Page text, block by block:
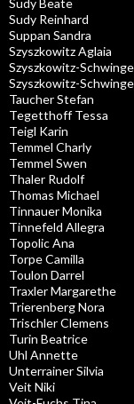
Sudy Beate
Sudy Reinhard
Suppan Sandra
Szyszkowitz Aglaia
Szyszkowitz-
Szyszkowitz-
Taucher Stefan
Tegetthoff Tessa
Teigl Karin
Temmel Charly
Temmel Swen
Thaler Rudolf
Thomas Michael
Tinnauer Monika
Tinnefeld Allegra
Topolic Ana
Torpe Camilla
Toulon Darrel
Traxler Margarethe
Trierenberg Nora
Trischler Clemens
Turin Beatrice
Uhl Annette
Unterrainer Silvia
Veit Niki